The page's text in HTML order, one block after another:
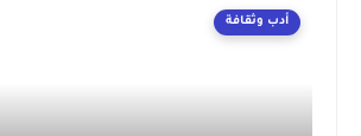
أدب وثقافة